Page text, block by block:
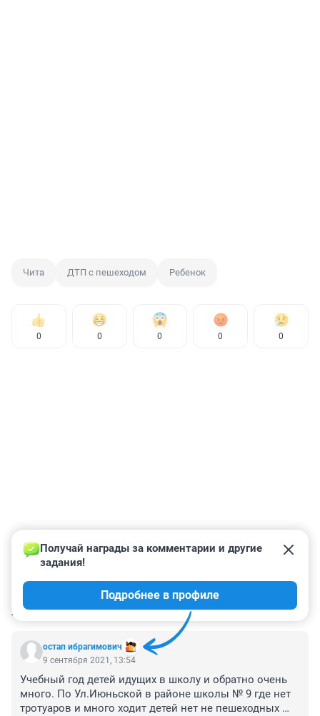
Чита ДТП с пешеходом Ребенок
0 0 0 0 0
КОММЕНТАРИИ 13
остап ибрагимович
Получай награды за комментарии и другие
задания!
Подробнее в профиле
9 сентября 2021, 13:54
Учебный год детей идущих в школу и обратно очень
много. По Ул.Июньской в районе школы № 9 где нет
тротуаров и много ходит детей нет не пешеходных